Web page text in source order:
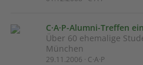
C·A·P-Alumni-Treffen
Über 60 ehemalige
München
29.11.2006 · C·A·P